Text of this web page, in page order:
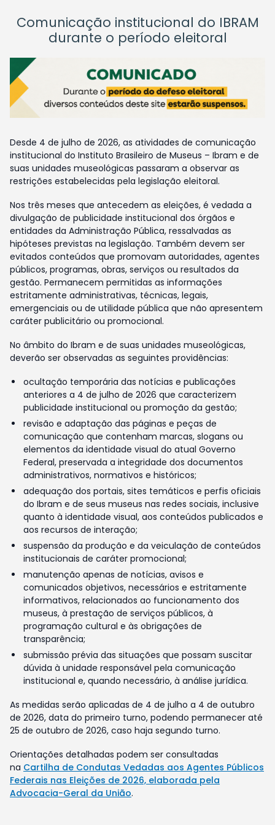
Comunicação institucional do IBRAM
durante o período eleitoral
Desde 4 de julho de 2026, as atividades de comunicação
institucional do Instituto Brasileiro de Museus – Ibram e de
suas unidades museológicas passaram a observar as
restrições estabelecidas pela legislação eleitoral.
Nos três meses que antecedem as eleições, é vedada a
divulgação de publicidade institucional dos órgãos e
entidades da Administração Pública, ressalvadas as
hipóteses previstas na legislação. Também devem ser
evitados conteúdos que promovam autoridades, agentes
públicos, programas, obras, serviços ou resultados da
gestão. Permanecem permitidas as informações
estritamente administrativas, técnicas, legais,
emergenciais ou de utilidade pública que não apresentem
caráter publicitário ou promocional.
No âmbito do Ibram e de suas unidades museológicas,
deverão ser observadas as seguintes providências:
ocultação temporária das notícias e publicações
anteriores a 4 de julho de 2026 que caracterizem
publicidade institucional ou promoção da gestão;
revisão e adaptação das páginas e peças de
comunicação que contenham marcas, slogans ou
elementos da identidade visual do atual Governo
Federal, preservada a integridade dos documentos
administrativos, normativos e históricos;
adequação dos portais, sites temáticos e perfis oficiais
do Ibram e de seus museus nas redes sociais, inclusive
quanto à identidade visual, aos conteúdos publicados e
aos recursos de interação;
suspensão da produção e da veiculação de conteúdos
institucionais de caráter promocional;
manutenção apenas de notícias, avisos e
comunicados objetivos, necessários e estritamente
informativos, relacionados ao funcionamento dos
museus, à prestação de serviços públicos, à
programação cultural e às obrigações de
transparência;
submissão prévia das situações que possam suscitar
dúvida à unidade responsável pela comunicação
institucional e, quando necessário, à análise jurídica.
As medidas serão aplicadas de 4 de julho a 4 de outubro
de 2026, data do primeiro turno, podendo permanecer até
25 de outubro de 2026, caso haja segundo turno.
Orientações detalhadas podem ser consultadas
na Cartilha de Condutas Vedadas aos Agentes Públicos
Federais nas Eleições de 2026, elaborada pela
Advocacia-Geral da União.